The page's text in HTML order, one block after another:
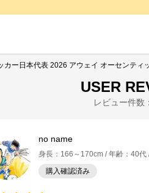
カー日本代表 2026 アウェイ オーセンティ
USER
レビュー件数：
no name
身長 ： 166～170cm 年齢 ： 40代
購入確認済み